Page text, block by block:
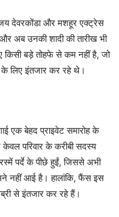
देवरकोंडा और मशहूर एक्ट्रेस
अब उनकी शादी की तारीख भी
बड़े तोहफे से कम नहीं है, जो
लिए इंतजार कर रहे थे।
एक बेहद प्राइवेट समारोह के
परिवार के करीबी सदस्य
पर्दे के पीछे हुईं, जिससे अभी
नहीं आई है। हालांकि, फैंस इस
से इंतजार कर रहे हैं।